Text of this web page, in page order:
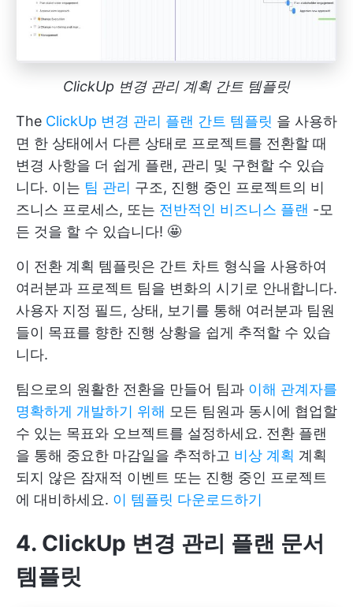
ClickUp 변경 관리 계획 간트 템플릿
The ClickUp 변경 관리 플랜 간트 템플릿 을 사용하
면 한 상태에서 다른 상태로 프로젝트를 전환할 때
변경 사항을 더 쉽게 플랜, 관리 및 구현할 수 있습
니다. 이는 팀 관리 구조, 진행 중인 프로젝트의 비
즈니스 프로세스, 또는 전반적인 비즈니스 플랜 -모
든 것을 할 수 있습니다! 🤩
이 전환 계획 템플릿은 간트 차트 형식을 사용하여
여러분과 프로젝트 팀을 변화의 시기로 안내합니다.
사용자 지정 필드, 상태, 보기를 통해 여러분과 팀원
들이 목표를 향한 진행 상황을 쉽게 추적할 수 있습
니다.
팀으로의 원활한 전환을 만들어 팀과 이해 관계자를
명확하게 개발하기 위해 모든 팀원과 동시에 협업할
수 있는 목표와 오브젝트를 설정하세요. 전환 플랜
을 통해 중요한 마감일을 추적하고 비상 계획 계획
되지 않은 잠재적 이벤트 또는 진행 중인 프로젝트
에 대비하세요. 이 템플릿 다운로드하기
4. ClickUp 변경 관리 플랜 문서
템플릿